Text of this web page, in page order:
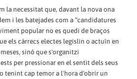
la necessitat que, davant la nova ona
i les batejades com a “candidatures
popular no es quedi de braços
els càrrecs electes legislin o actuïn en
sinó que s'organitzi
per pressionar en el sentit dels seus
tenint cap temor a l'hora d'obrir un